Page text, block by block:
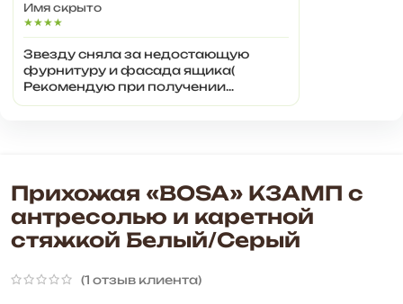
Имя скрыто
★★★★
Звезду сняла за недостающую
фурнитуру и фасада ящика(
Рекомендую при получении
проверять каждую позицию!
Прихожая «BOSA» К3АМП с
антресолью и каретной
стяжкой Белый/Серый
(1 отзыв клиента)